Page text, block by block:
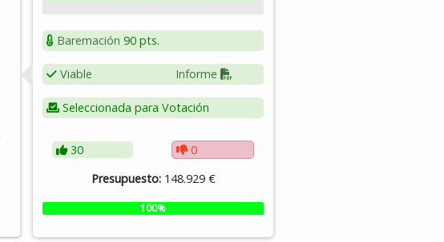
Baremación 90 pts.
Viable Informe
Seleccionada para Votación
30
0
Presupuesto: 148.929 €
100%